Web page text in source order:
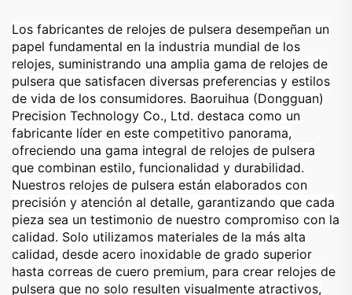
Los fabricantes de relojes de pulsera desempeñan un
papel fundamental en la industria mundial de los
relojes, suministrando una amplia gama de relojes de
pulsera que satisfacen diversas preferencias y estilos
de vida de los consumidores. Baoruihua (Dongguan)
Precision Technology Co., Ltd. destaca como un
fabricante líder en este competitivo panorama,
ofreciendo una gama integral de relojes de pulsera
que combinan estilo, funcionalidad y durabilidad.
Nuestros relojes de pulsera están elaborados con
precisión y atención al detalle, garantizando que cada
pieza sea un testimonio de nuestro compromiso con la
calidad. Solo utilizamos materiales de la más alta
calidad, desde acero inoxidable de grado superior
hasta correas de cuero premium, para crear relojes de
pulsera que no solo resulten visualmente atractivos,